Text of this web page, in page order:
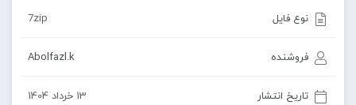
نوع فایل 7zip
فروشنده Abolfazl.k
تاریخ انتشار 13 خرداد 1404